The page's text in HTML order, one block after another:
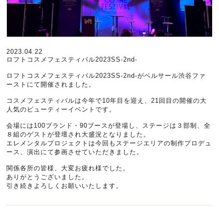
2023.04.22
ロフトコスメフェスティバル2023SS-2nd-
ロフトコスメフェスティバル2023SS-2nd-がベルサール渋谷ファ
ーストにて開催されました。
コスメフェスティバルは今年で10年目を迎え、21回目の開催の大
人気のビューティーイベントです。
会場には100ブランド・90ブースが登場し、ステージは３部制、全
８組のゲストが登壇され大盛況となりました。
エレメンタルプロジェクトは今回もステージエリアの制作プロデュ
ース、演出にて参画させていただきました。
関係各所の皆様、大変お疲れ様でした。
ありがとうございました。
引き続きよろしくお願いいたします。